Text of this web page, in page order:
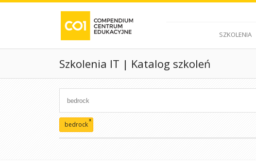
SZKOLENIA
Szkolenia IT | Katalog szkoleń
bedrock
x